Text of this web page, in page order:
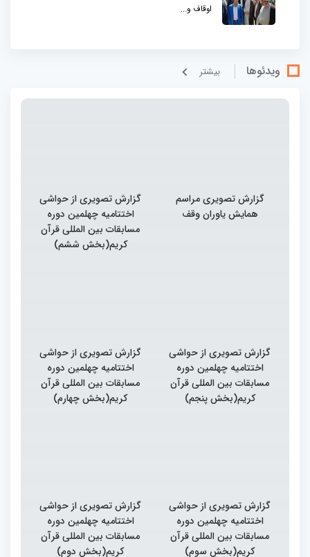
اوقاف و...
ویدئوها بيشتر
گزارش تصویری مراسم
همایش یاوران وقف
گزارش تصویری از حواشی
اختتامیه چهلمین دوره
مسابقات بین المللی قرآن
کریم(بخش ششم)
گزارش تصویری از حواشی
اختتامیه چهلمین دوره
مسابقات بین المللی قرآن
کریم(بخش پنجم)
گزارش تصویری از حواشی
اختتامیه چهلمین دوره
مسابقات بین المللی قرآن
کریم(بخش چهارم)
گزارش تصویری از حواشی
اختتامیه چهلمین دوره
مسابقات بین المللی قرآن
کریم(بخش سوم)
گزارش تصویری از حواشی
اختتامیه چهلمین دوره
مسابقات بین المللی قرآن
کریم(بخش دوم)